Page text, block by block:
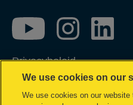
Privacybeleid
Cookie policy
Inzage in mijn gegevens
We use cookies on our
We use cookies on our